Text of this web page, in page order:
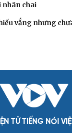
nhãn chai
vắng nhưng
TỬ TIẾNG NÓI